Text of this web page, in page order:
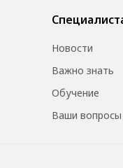
Новости
Важно знать
Обучение
Ваши вопросы